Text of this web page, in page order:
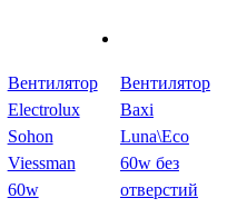
Вентилятор
Electrolux
Sohon
Viessman
60w
Вентилятор
Baxi
Luna\Eco
60w без
отверстий